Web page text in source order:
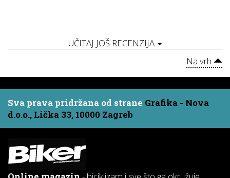
UČITAJ JOŠ RECENZIJA
Na vrh
Sva prava pridržana od strane Grafika - Nova
d.o.o., Lička 33, 10000 Zagreb